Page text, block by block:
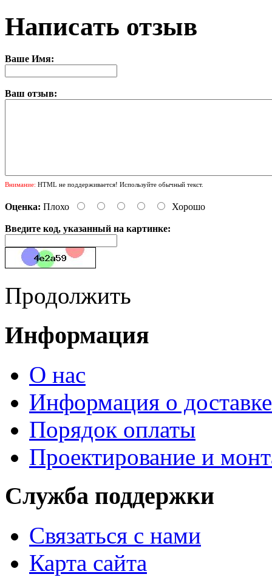
Написать отзыв
Ваше Имя:
Ваш отзыв:
Внимание: HTML не поддерживается! Используйте обычный текст.
Оценка: Плохо Хорошо
Введите код, указанный на картинке:
Продолжить
Информация
О нас
Информация о доставке
Порядок оплаты
Проектирование и
Служба поддержки
Связаться с нами
Карта сайта